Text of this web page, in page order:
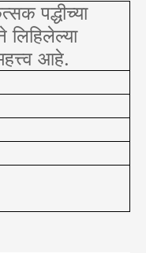
पद्धीच्या
आहे.